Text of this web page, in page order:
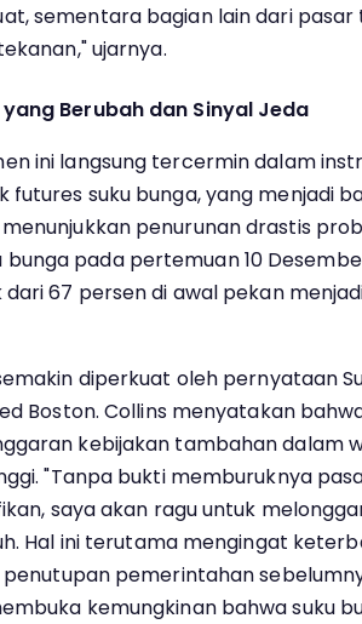
sementara bagian lain dari pasar
ujarnya.
Berubah dan Sinyal Jeda
ini langsung tercermin dalam
futures suku bunga, yang menjadi
penurunan drastis
pada pertemuan 10
dari 67 persen di awal pekan
diperkuat oleh pernyataan
Boston. Collins menyatakan
kebijakan tambahan dalam
"Tanpa bukti memburuknya
saya akan ragu untuk
Hal ini terutama mengingat
pemerintahan
kemungkinan bahwa suku